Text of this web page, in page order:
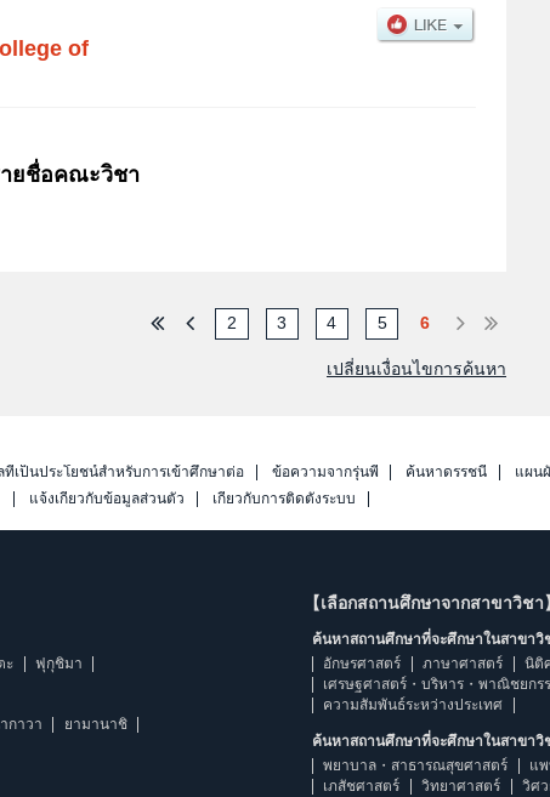
of
ายชื่อคณะวิชา
2 3 4 5 6
เปลี่ยนเงื่อนไขการค้นหา
เป็นประโยชน์สำหรับการเข้าศึกษาต่อ ข้อความจากรุ่นพี่ ค้นหาดรรชนี แผน
แจ้งเกี่ยวกับข้อมูลส่วนตัว
เกี่ยวกับการติดตั้งระบบ
ะ ฟุกุชิมา
กาวา
ยามานาชิ
【เลือกสถานศึกษาจากสาขาวิชา】
ค้นหาสถานศึกษาที่จะศึกษาในสาขาวิ
อักษรศาสตร์
ภาษาศาสตร์
นิติ
เศรษฐศาสตร์・บริหาร・พาณิชยกร
ความสัมพันธ์ระหว่างประเทศ
ค้นหาสถานศึกษาที่จะศึกษาในสาขาวิ
พยาบาล・สาธารณสุขศาสตร์
แ
เภสัชศาสตร์
วิทยาศาสตร์
วิศ